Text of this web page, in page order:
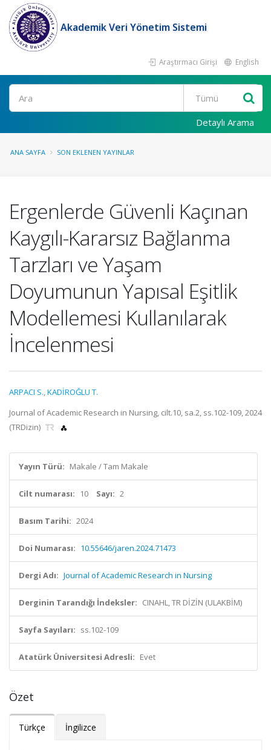
Akademik Veri Yönetim Sistemi
Araştırmacı Girişi English
Ara
Detaylı Arama
ANA SAYFA SON EKLENEN YAYINLAR
Ergenlerde Güvenli Kaçınan
Kaygılı-Kararsız Bağlanma
Tarzları ve Yaşam
Doyumunun Yapısal Eşitlik
Modellemesi Kullanılarak
İncelenmesi
ARPACI S.,KADİROĞLU T.
Journal of Academic Research in Nursing, cilt.10, sa.2, ss.102-109, 2024
(TRDizin)
Yayın Türü: Makale / Tam Makale
Cilt numarası: 10 Sayı: 2
Basım Tarihi: 2024
Doi Numarası: 10.55646/jaren.2024.71473
Dergi Adı: Journal of Academic Research in Nursing
Derginin Tarandığı İndeksler: CINAHL, TR DİZİN (ULAKBİM)
Sayfa Sayıları: ss.102-109
Atatürk Üniversitesi Adresli: Evet
Özet
Türkçe İngilizce